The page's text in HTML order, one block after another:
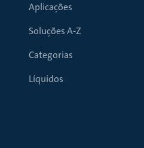
Aplicações
Soluções A-Z
Categorias
Líquidos